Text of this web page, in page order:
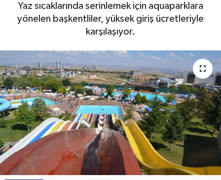
Yaz sıcaklarında serinlemek için aquaparklara
yönelen başkentliler, yüksek giriş ücretleriyle
karşılaşıyor.